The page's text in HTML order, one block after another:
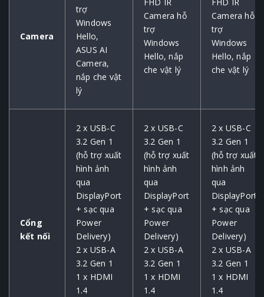
Camera
trợ
Windows
Hello,
ASUS AI
Camera,
nắp che vật
lý
FHD IR
Camera hỗ
trợ
Windows
Hello, nắp
che vật lý
FHD IR
Camera hỗ
trợ
Windows
Hello, nắp
che vật lý
Cổng
kết nối
2 x USB-C
3.2 Gen 1
(hỗ trợ xuất
hình ảnh
qua
DisplayPort
+ sạc qua
Power
Delivery)
2 x USB-A
3.2 Gen 1
1 x HDMI
1.4
2 x USB-C
3.2 Gen 1
(hỗ trợ xuất
hình ảnh
qua
DisplayPort
+ sạc qua
Power
Delivery)
2 x USB-A
3.2 Gen 1
1 x HDMI
1.4
2 x USB-C
3.2 Gen 1
(hỗ trợ xuất
hình ảnh
qua
DisplayPort
+ sạc qua
Power
Delivery)
2 x USB-A
3.2 Gen 1
1 x HDMI
1.4